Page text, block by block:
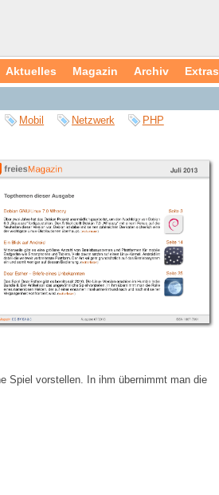
Aktuelles Magazin Archiv Extras
Mobil Netzwerk
PHP
Spiel vorstellen. In ihm übernimmt man die